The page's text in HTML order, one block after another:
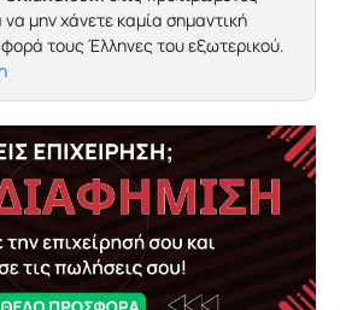
μην χάνετε καμία σημαντική
τους Έλληνες του εξωτερικού.